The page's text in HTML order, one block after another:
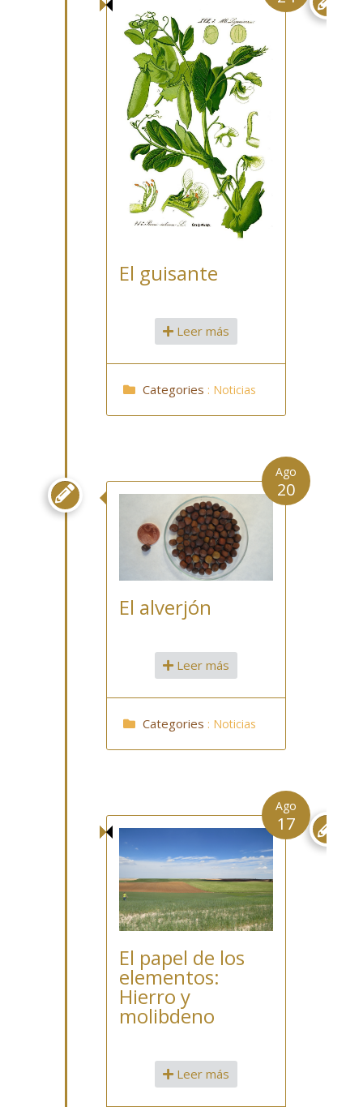
El guisante
Leer más
Categories : Noticias

El alverjón
Ago
20
Leer más
Categories : Noticias

El papel de los
elementos:
Hierro y
molibdeno
Ago
17
Leer más